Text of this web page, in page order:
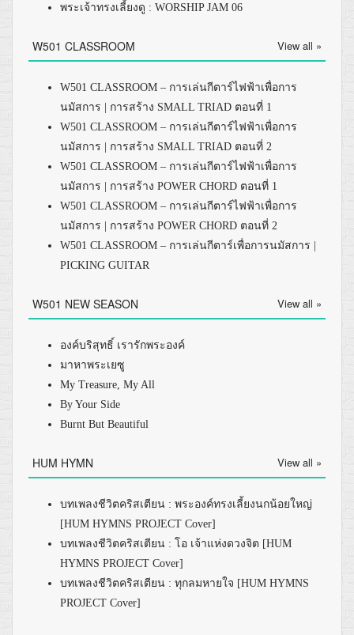
พระเจ้าทรงเลี้ยงดู : WORSHIP JAM 06
W501 CLASSROOM View all »
W501 CLASSROOM – การเล่นกีตาร์ไฟฟ้าเพื่อการ
นมัสการ | การสร้าง SMALL TRIAD ตอนที่ 1
W501 CLASSROOM – การเล่นกีตาร์ไฟฟ้าเพื่อการ
นมัสการ | การสร้าง SMALL TRIAD ตอนที่ 2
W501 CLASSROOM – การเล่นกีตาร์ไฟฟ้าเพื่อการ
นมัสการ | การสร้าง POWER CHORD ตอนที่ 1
W501 CLASSROOM – การเล่นกีตาร์ไฟฟ้าเพื่อการ
นมัสการ | การสร้าง POWER CHORD ตอนที่ 2
W501 CLASSROOM – การเล่นกีตาร์เพื่อการนมัสการ |
PICKING GUITAR
W501 NEW SEASON View all »
องค์บริสุทธิ์ เรารักพระองค์
มาหาพระเยซู
My Treasure, My All
By Your Side
Burnt But Beautiful
HUM HYMN View all »
บทเพลงชีวิตคริสเตียน : พระองค์ทรงเลี้ยงนกน้อยใหญ่
[HUM HYMNS PROJECT Cover]
บทเพลงชีวิตคริสเตียน : โอ เจ้าแห่งดวงจิต [HUM
HYMNS PROJECT Cover]
บทเพลงชีวิตคริสเตียน : ทุกลมหายใจ [HUM HYMNS
PROJECT Cover]